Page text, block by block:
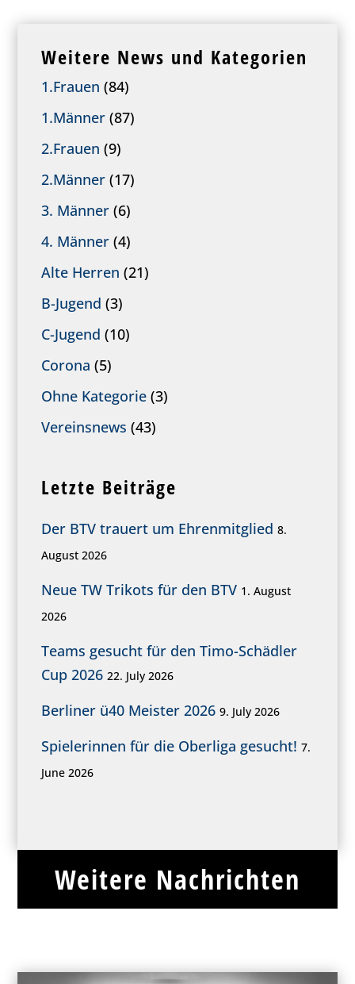
Weitere News und Kategorien
1.Frauen (84)
1.Männer (87)
2.Frauen (9)
2.Männer (17)
3. Männer (6)
4. Männer (4)
Alte Herren (21)
B-Jugend (3)
C-Jugend (10)
Corona (5)
Ohne Kategorie (3)
Vereinsnews (43)
Letzte Beiträge
Der BTV trauert um Ehrenmitglied 8.
August 2026
Neue TW Trikots für den BTV 1. August
2026
Teams gesucht für den Timo-Schädler
Cup 2026 22. July 2026
Berliner ü40 Meister 2026 9. July 2026
Spielerinnen für die Oberliga gesucht! 7.
June 2026
Weitere Nachrichten